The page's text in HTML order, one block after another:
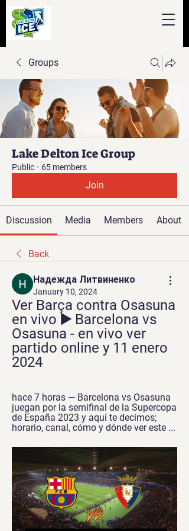
Groups
Lake Delton Ice Group
Public · 65 members
Join
Discussion Media Members About
Back
Надежда Литвиненко
January 10, 2024
Ver Barça contra Osasuna
en vivo ▶️ Barcelona vs
Osasuna - en vivo ver
partido online y 11 enero
2024
hace 7 horas — Barcelona vs Osasuna
juegan por la semifinal de la Supercopa
de España 2023 y aquí te decimos;
horario, canal, cómo y dónde ver este ...